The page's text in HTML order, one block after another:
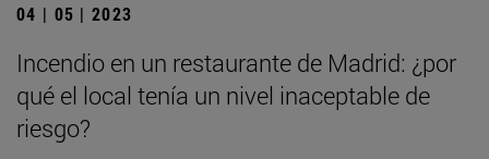
04 | 05 | 2023
Incendio en un restaurante de Madrid: ¿por
qué el local tenía un nivel inaceptable de
riesgo?